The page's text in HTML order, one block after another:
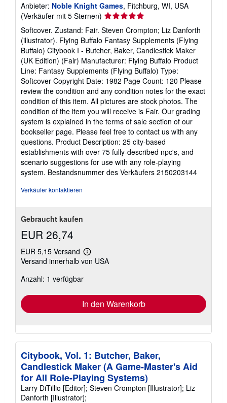
Anbieter: Noble Knight Games, Fitchburg, WI, USA
(Verkäufer mit 5 Sternen) Verkäuferbewertung
5
von
5
Sternen
Softcover. Zustand: Fair. Steven Crompton; Liz Danforth
(illustrator). Flying Buffalo Fantasy Supplements (Flying
Buffalo) Citybook I - Butcher, Baker, Candlestick Maker
(UK Edition) (Fair) Manufacturer: Flying Buffalo Product
Line: Fantasy Supplements (Flying Buffalo) Type:
Softcover Copyright Date: 1982 Page Count: 120 Please
review the condition and any condition notes for the exact
condition of this item. All pictures are stock photos. The
condition of the item you will receive is Fair. Our grading
system is explained in the terms of sale section of our
bookseller page. Please feel free to contact us with any
questions. Product Description: 25 city-based
establishments with over 75 fully-described npc's, and
scenario suggestions for use with any role-playing
system. Bestandsnummer des Verkäufers 2150203144
Verkäufer kontaktieren
Gebraucht kaufen
EUR 26,74
EUR 5,15 Versand
Weitere
Informationen
Versand innerhalb von USA
Anzahl: 1 verfügbar
In den Warenkorb
Citybook, Vol. 1: Butcher, Baker,
Candlestick Maker (A Game-Master's Aid
for All Role-Playing Systems)
Larry DiTillio [Editor]; Steven Crompton [Illustrator]; Liz
Danforth [Illustrator];